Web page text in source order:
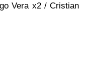
Vera x2 / Cristian